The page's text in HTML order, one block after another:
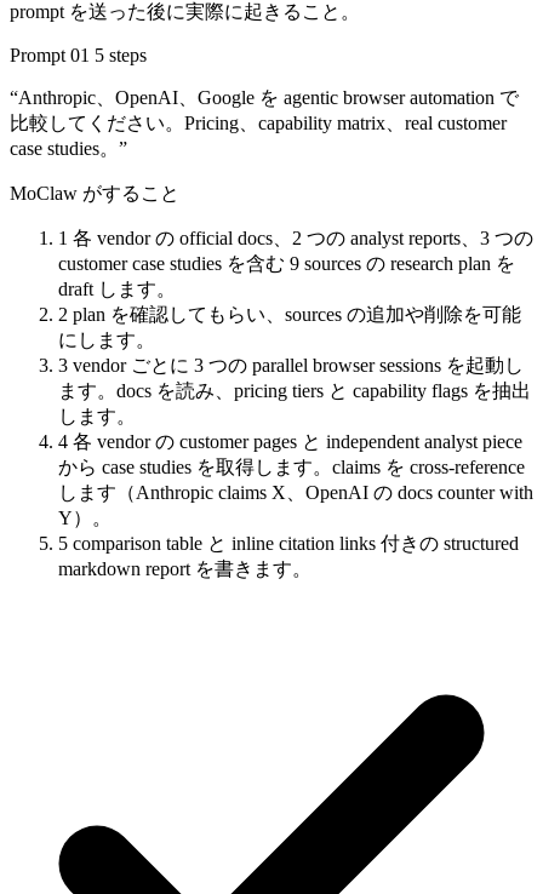
prompt を送った後に実際に起きること。
Prompt 01 5 steps
“Anthropic、OpenAI、Google を agentic browser automation で
比較してください。Pricing、capability matrix、real customer
case studies。”
MoClaw がすること
1 各 vendor の official docs、2 つの analyst reports、3 つの
customer case studies を含む 9 sources の research plan を
draft します。
2 plan を確認してもらい、sources の追加や削除を可能
にします。
3 vendor ごとに 3 つの parallel browser sessions を起動し
ます。docs を読み、pricing tiers と capability flags を抽出
します。
4 各 vendor の customer pages と independent analyst piece
から case studies を取得します。claims を cross-reference
します（Anthropic claims X、OpenAI の docs counter with
Y）。
5 comparison table と inline citation links 付きの structured
markdown report を書きます。